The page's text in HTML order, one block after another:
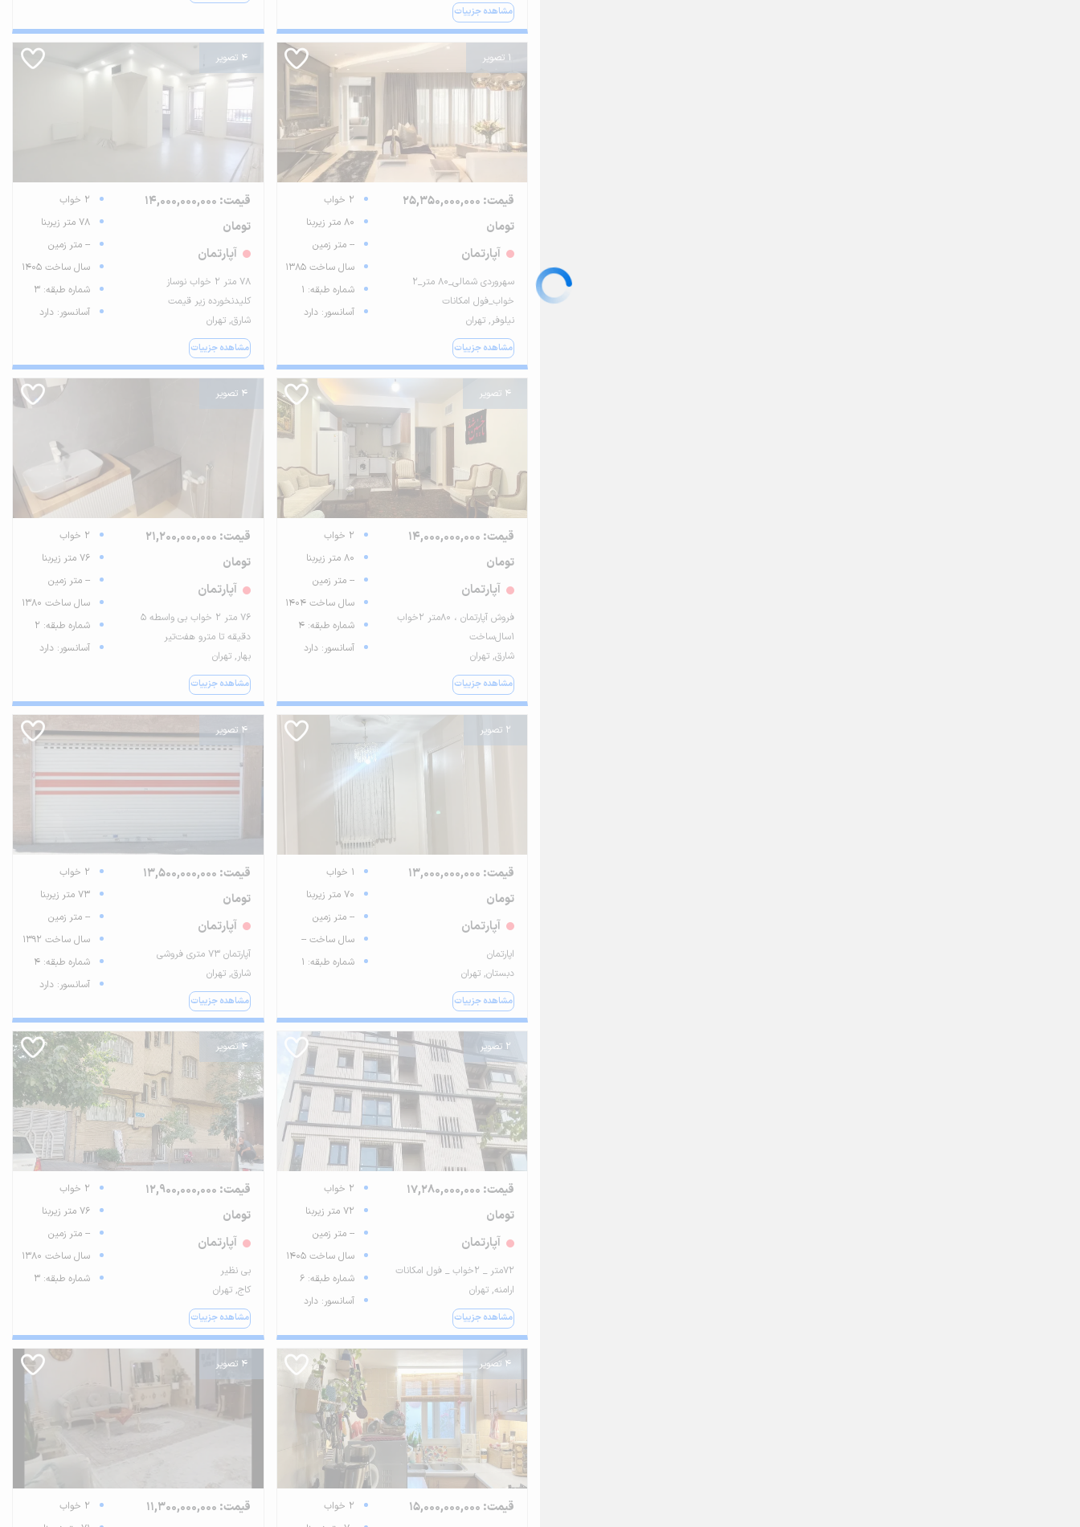
مشاهده جزییات
1 تصویر
قیمت: 25,350,000,000
تومان
آپارتمان
سهروردی شمالی_۸۰ متر_۲
خواب_فول امکانات
نیلوفر, تهران
مشاهده جزییات
2 خواب
80 متر زیربنا
-- متر زمین
سال ساخت 1385
شماره طبقه: 1
آسانسور: دارد
4 تصویر
قیمت: 14,000,000,000
تومان
آپارتمان
۷۸ متر ۲ خواب نوساز
کلیدنخورده زیر قیمت
شارق, تهران
مشاهده جزییات
2 خواب
78 متر زیربنا
-- متر زمین
سال ساخت 1405
شماره طبقه: 3
آسانسور: دارد
4 تصویر
قیمت: 14,000,000,000
تومان
آپارتمان
فروش آپارتمان ، ۸۰متر ۲خواب
۱سال‌ساخت
شارق, تهران
مشاهده جزییات
2 خواب
80 متر زیربنا
-- متر زمین
سال ساخت 1404
شماره طبقه: 4
آسانسور: دارد
4 تصویر
قیمت: 21,200,000,000
تومان
آپارتمان
76 متر 2 خواب بی واسطه ۵
دقیقه تا مترو هفت‌تیر
بهار, تهران
مشاهده جزییات
2 خواب
76 متر زیربنا
-- متر زمین
سال ساخت 1380
شماره طبقه: 2
آسانسور: دارد
2 تصویر
قیمت: 13,000,000,000
تومان
آپارتمان
اپارتمان
دبستان, تهران
مشاهده جزییات
1 خواب
70 متر زیربنا
-- متر زمین
سال ساخت --
شماره طبقه: 1
4 تصویر
قیمت: 13,500,000,000
تومان
آپارتمان
آپارتمان ۷۳ متری فروشی
شارق, تهران
مشاهده جزییات
2 خواب
73 متر زیربنا
-- متر زمین
سال ساخت 1392
شماره طبقه: 4
آسانسور: دارد
2 تصویر
قیمت: 17,280,000,000
تومان
آپارتمان
72متر _ 2خواب _ فول امکانات
ارامنه, تهران
مشاهده جزییات
2 خواب
72 متر زیربنا
-- متر زمین
سال ساخت 1405
شماره طبقه: 6
آسانسور: دارد
4 تصویر
قیمت: 12,900,000,000
تومان
آپارتمان
بی نظیر
کاج, تهران
مشاهده جزییات
2 خواب
76 متر زیربنا
-- متر زمین
سال ساخت 1380
شماره طبقه: 3
4 تصویر
قیمت: 15,000,000,000
2 خواب
4 تصویر
قیمت: 11,300,000,000
2 خواب